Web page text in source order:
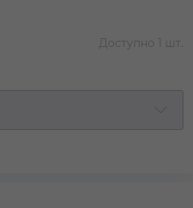
Доступно 1 шт.